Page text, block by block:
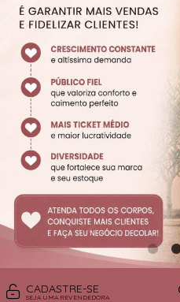
SUTIÃS
CADASTRE-SE
SEJA UMA REVENDEDORA